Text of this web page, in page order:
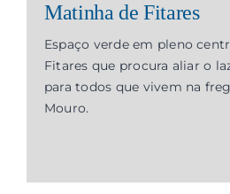
Matinha de Fitares
Espaço verde em pleno
Fitares que procura aliar o
para todos que vivem na
Mouro.